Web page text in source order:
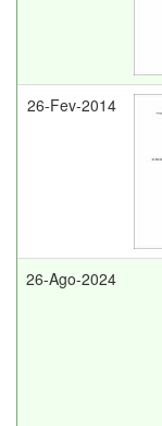
26-Fev-2014
26-Ago-2024